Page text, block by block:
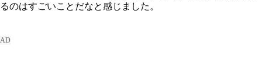
るのはすごいことだなと感じました。